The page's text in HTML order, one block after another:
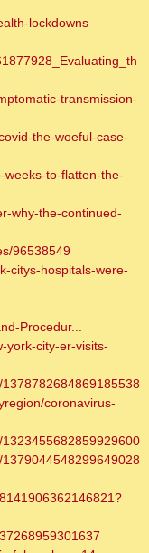
lockdowns
transmission-
the-woeful-case-
weeks-to-flatten-the-
why-the-continued-
96538549
citys-hospitals-were-
Procedur...
york-city-er-visits-
coronavirus-